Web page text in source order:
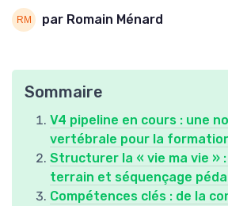
par Romain Ménard
Sommaire
V4 pipeline en cours : une
vertébrale pour la
Structurer la « vie ma vie »
terrain et séquençage
Compétences clés : de la